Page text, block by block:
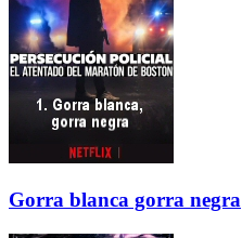
Gorra blanca gorra negra